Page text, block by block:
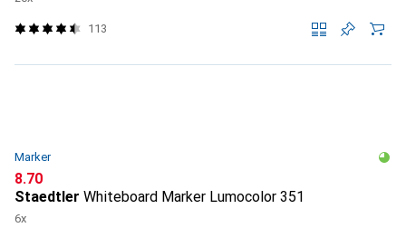
113
Marker
CHF
8.70
Staedtler Whiteboard Marker Lumocolor 351
6x